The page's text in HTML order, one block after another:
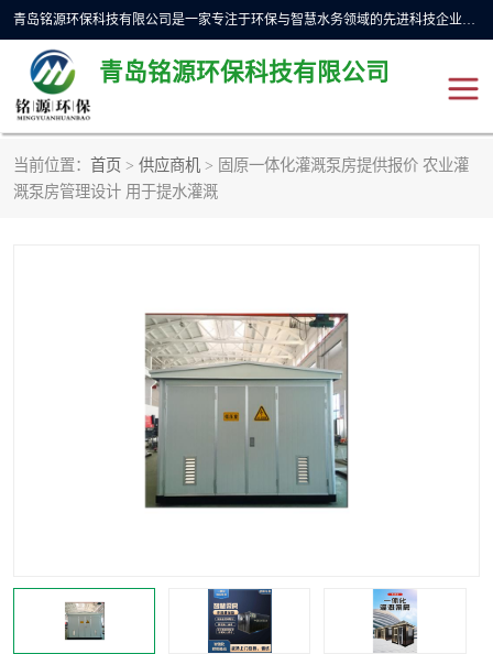
青岛铭源环保科技有限公司是一家专注于环保与智慧水务领域的先进科技企业，公司专注于云智能一体化预制泵站、水务循环利用、海绵城市、云智慧水务开发及新型环保技术研发等领域。铭源环保以为客户提供优质产品、专业技术服务为己任。为客户提供量身定制方案，提供多种配置方案满足实际使用要求。严控供货周期，并提供高标准后期维护。以环保为己任，视质量如生命，以技术做先导，靠诚信赢客户。
青岛铭源环保科技有限公司
当前位置： 首页 > 供应商机 > 固原一体化灌溉泵房提供报价 农业灌
溉泵房管理设计 用于提水灌溉
一体化HMPP泵站
加压泵房/灌溉泵房 一体化预制泵站
真空冲洗装置
雨水收集回用装置 门式冲洗装置
智能一体化灌溉泵房 一体化污水处理泵房
一体化泵闸